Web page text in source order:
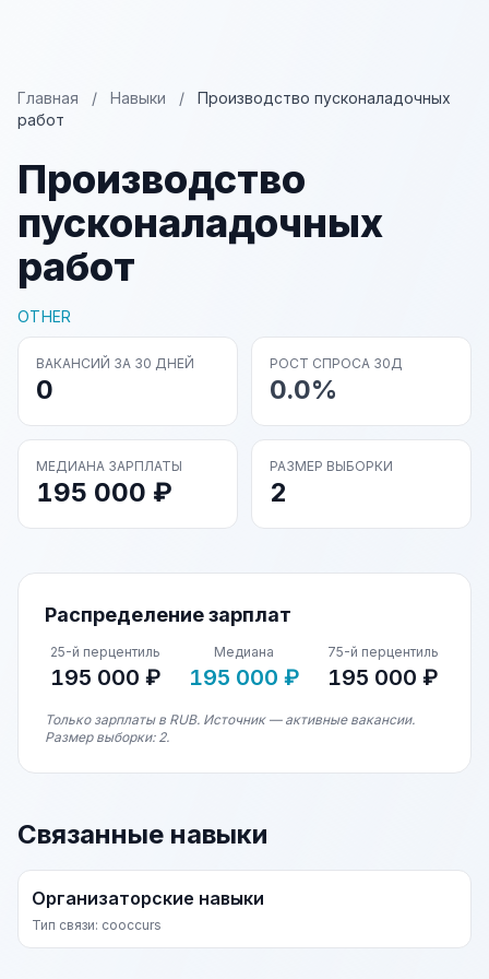
Главная / Навыки /
Производство пусконаладочных
работ
Производство
пусконаладочных
работ
OTHER
ВАКАНСИЙ ЗА 30 ДНЕЙ
0
РОСТ СПРОСА 30Д
0.0%
МЕДИАНА ЗАРПЛАТЫ
195 000 ₽
РАЗМЕР ВЫБОРКИ
2
Распределение зарплат
25-й перцентиль
195 000 ₽
Медиана
195 000 ₽
75-й перцентиль
195 000 ₽
Только зарплаты в RUB. Источник — активные вакансии.
Размер выборки: 2.
Связанные навыки
Организаторские навыки
Тип связи: cooccurs